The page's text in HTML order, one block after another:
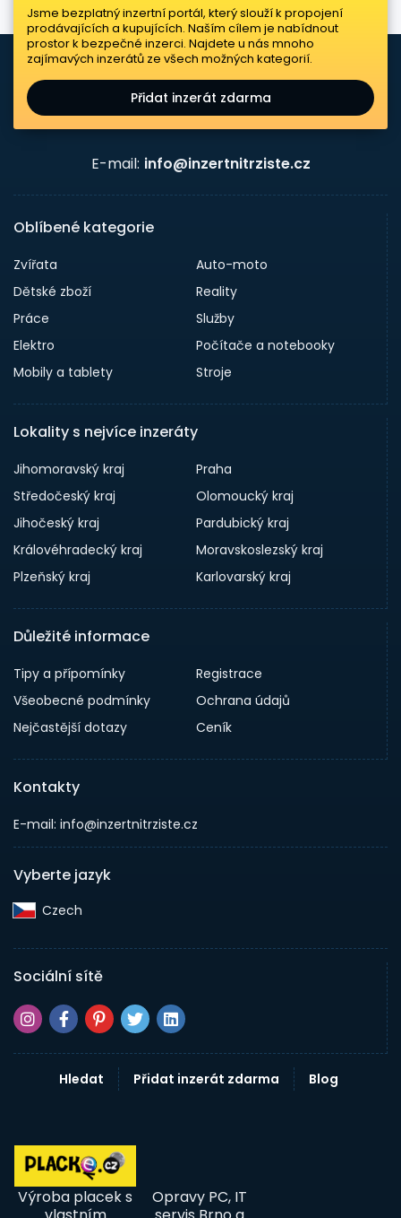
Jsme bezplatný inzertní portál, který slouží k propojení
prodávajících a kupujících. Naším cílem je nabídnout
prostor k bezpečné inzerci. Najdete u nás mnoho
zajímavých inzerátů ze všech možných kategorií.
Přidat inzerát zdarma
E-mail: info@inzertnitrziste.cz
Oblíbené kategorie
Zvířata
Auto-moto
Dětské zboží
Reality
Práce
Služby
Elektro
Počítače a notebooky
Mobily a tablety
Stroje
Lokality s nejvíce inzeráty
Jihomoravský kraj
Praha
Středočeský kraj
Olomoucký kraj
Jihočeský kraj
Pardubický kraj
Královéhradecký kraj
Moravskoslezský kraj
Plzeňský kraj
Karlovarský kraj
Důležité informace
Tipy a přípomínky
Registrace
Všeobecné podmínky
Ochrana údajů
Nejčastější dotazy
Ceník
Kontakty
E-mail: info@inzertnitrziste.cz
Vyberte jazyk
Czech‎
Sociální sítě
Hledat Přidat inzerát zdarma Blog
Výroba placek s
Opravy PC, IT